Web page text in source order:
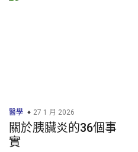
醫學 27 1 月 2026
關於胰臟炎的36個事
實